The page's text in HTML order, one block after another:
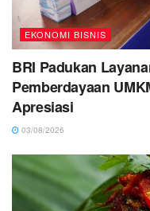
EKONOMI BISNIS
BRI Padukan
Pemberdayaan
Apresiasi
03/08/2026